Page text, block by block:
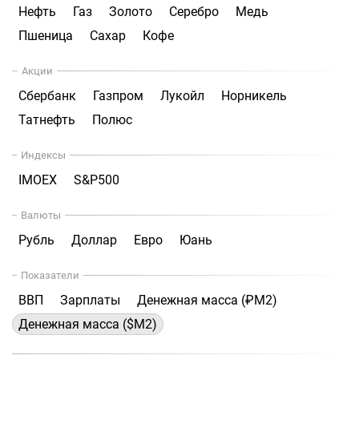
Нефть Газ Золото Серебро
Медь
Пшеница
Сахар Кофе
Акции
Сбербанк Газпром Лукойл
Норникель
Татнефть
Полюс
Индексы
IMOEX S&P500
Валюты
Рубль Доллар Евро Юань
Показатели
ВВП Зарплаты
Денежная масса (₽М2)
Денежная масса ($М2)